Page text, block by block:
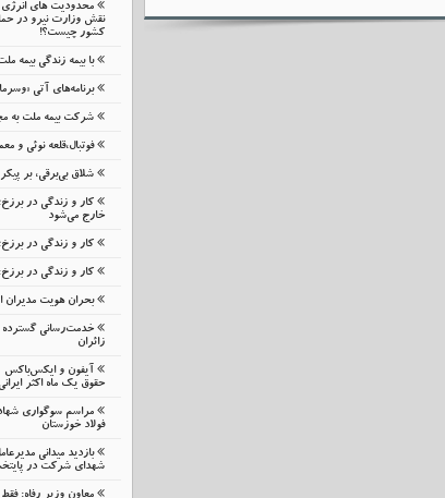
محدودیت های انرژی
نقش وزارت نیرو در
کشور چیست؟!
با بیمه زندگی بیمه
برنامه‌های آتی
شرکت بیمه ملت به
فوتبال،قلعه نوئی و
شلاق‌ بی‌برقی، بر
کار و زندگی در
خارج می‌شود
کار و زندگی در
کار و زندگی در
بحران هویت
خدمت‌رسانی گسترده
زائران
حقوق یک ماه اکثر
مراسم سوگواری
فولاد خوزستان
بازدید میدانی
شهدای شرکت در